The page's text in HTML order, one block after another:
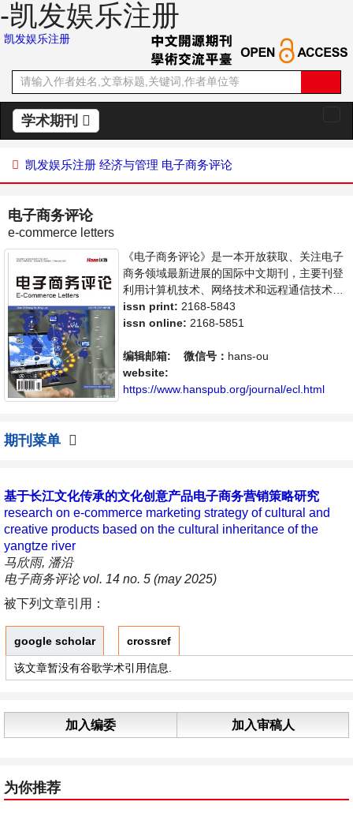
-凯发娱乐注册
凯发娱乐注册
学术期刊
换
凯发娱乐注册 经济与管理 电子商务评论
电子商务评论
e-commerce letters
《电子商务评论》是一本开放获取、关注电子
商务领域最新进展的国际中文期刊，主要刊登
利用计算机技术、网络技术和远程通信技术来
实现电子化、数字化和网络化的整个商务过程
的相关论文。本刊支持思想创新、学术创新，
体，旨在给世界范围内的科学家、学者、科研
人员提供一个传播、分享和讨论电子商务领域
内不同方向问题与发展的交流平台。
issn print: 2168-5843
issn online: 2168-5851
编辑邮箱: 微信号： hans-ou
website:
https://www.hanspub.org/journal/ecl.html
期刊菜单
基于长江文化传承的文化创意产品电子商务营销策略研究
research on e-commerce marketing strategy of cultural and
creative products based on the cultural inheritance of the
yangtze river
马欣雨, 潘沿
电子商务评论 vol. 14 no. 5 (may 2025)
被下列文章引用：
google scholar crossref
该文章暂没有谷歌学术引用信息.
加入编委 加入审稿人
为你推荐